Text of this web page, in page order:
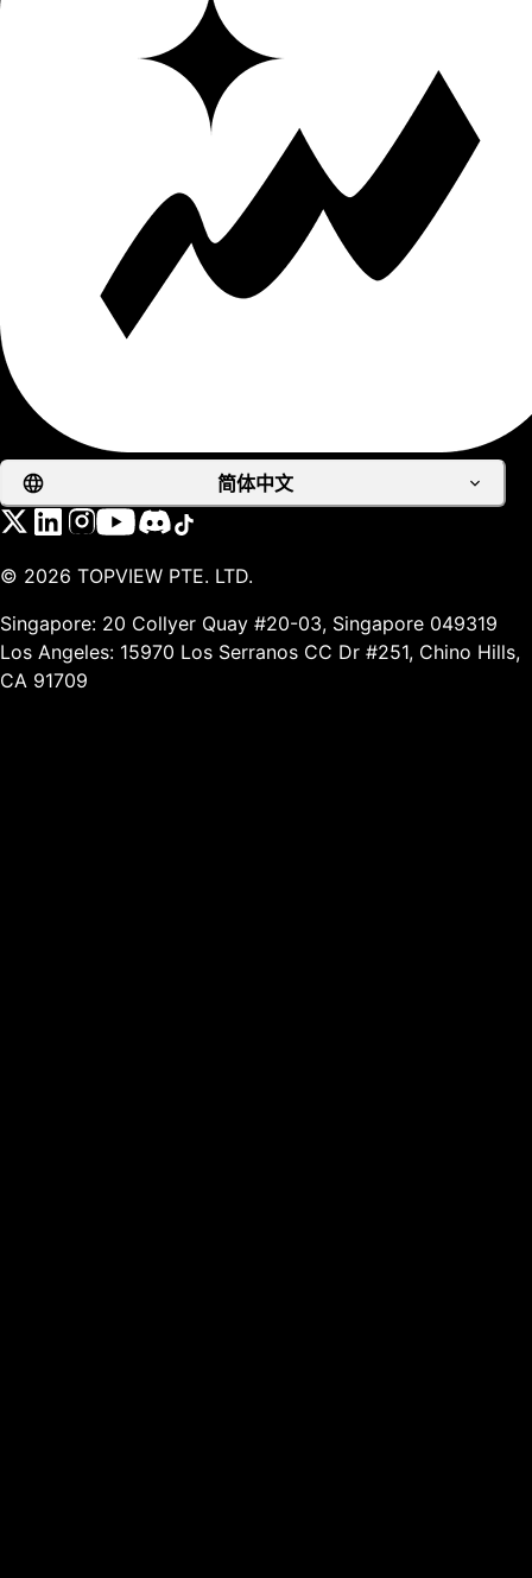
简体中文
© 2026 TOPVIEW PTE. LTD.
Singapore: 20 Collyer Quay #20-03, Singapore 049319
Los Angeles: 15970 Los Serranos CC Dr #251, Chino Hills,
CA 91709